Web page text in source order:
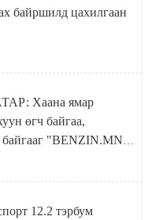
байршилд цахилгаан
Хаана ямар
өгч байгаа,
байгааг "BENZIN.MN”
12.2 тэрбум